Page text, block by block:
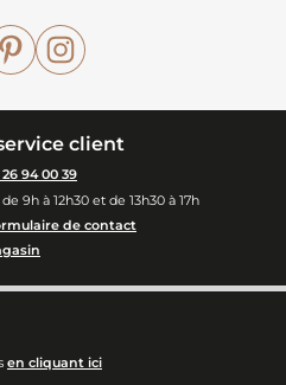
Pinterest
client
94 00 39
9h à 12h30 et de 13h30 à 17h
de contact
en cliquant ici